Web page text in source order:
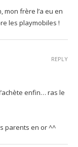
mon frère l’a eu en
les playmobiles !
enfin… ras le
parents en or ^^
REPLY